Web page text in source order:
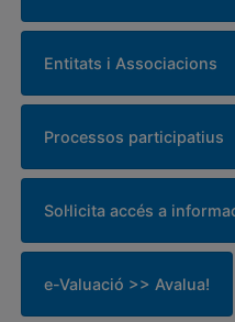
Entitats i Associacions
Processos participatius
Sol·licita accés a
e-Valuació >> Avalua!